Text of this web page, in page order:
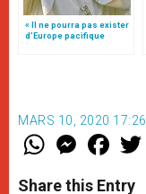
« Il ne pourra pas exister
d’Europe pacifique
MARS 10, 2020 17:26
W
t
M
e
s
F
a
e
Share this Entry